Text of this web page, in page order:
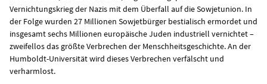
Vernichtungskrieg der Nazis mit dem Überfall auf die Sowjetunion. In
der Folge wurden 27 Millionen Sowjetbürger bestialisch ermordet und
insgesamt sechs Millionen europäische Juden industriell vernichtet –
zweifellos das größte Verbrechen der Menschheitsgeschichte. An der
Humboldt-Universität wird dieses Verbrechen verfälscht und
verharmlost.